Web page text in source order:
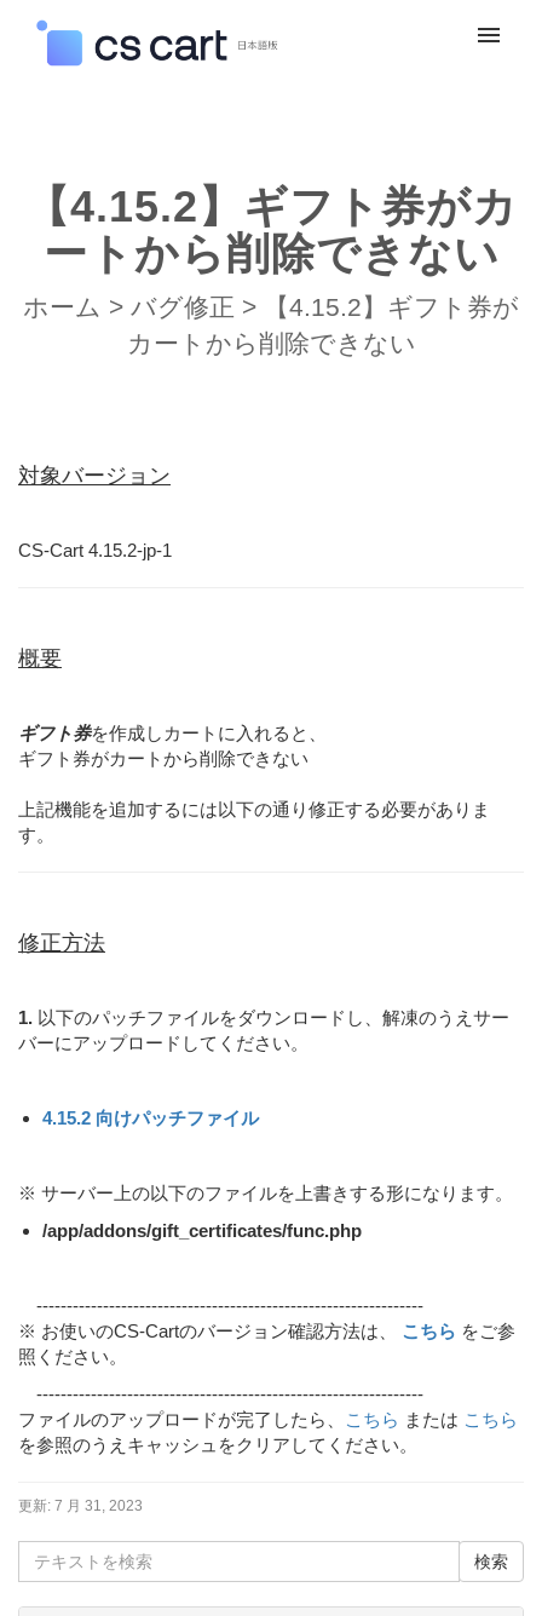
ログイン
【4.15.2】ギフト券がカ
ートから削除できない
ホーム > バグ修正 >
【4.15.2】ギフト券が
カートから削除できない
対象バージョン
CS-Cart 4.15.2-jp-1
概要
ギフト券を作成しカートに入れると、
ギフト券がカートから削除できない
上記機能を追加するには以下の通り修正する必要がありま
す。
修正方法
1. 以下のパッチファイルをダウンロードし、解凍のうえサー
バーにアップロードしてください。
4.15.2 向けパッチファイル
※ サーバー上の以下のファイルを上書きする形になります。
/app/addons/gift_certificates/func.php
----------------------------------------------------------------
※ お使いのCS-Cartのバージョン確認方法は、 こちら をご参
照ください。
----------------------------------------------------------------
ファイルのアップロードが完了したら、
こちら または こちら
を参照のうえキャッシュをクリアしてください。
更新: 7 月 31, 2023